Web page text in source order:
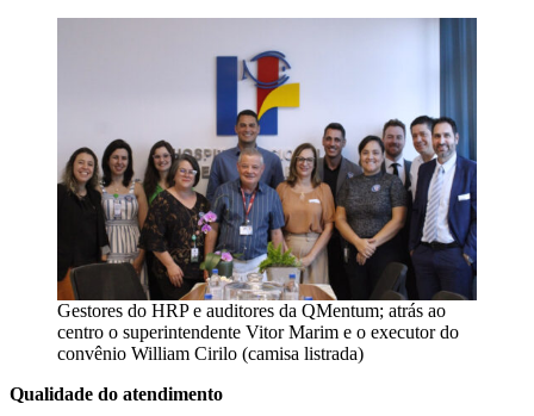
Gestores do HRP e auditores da QMentum; atrás ao
centro o superintendente Vitor Marim e o executor do
convênio William Cirilo (camisa listrada)
Qualidade do atendimento